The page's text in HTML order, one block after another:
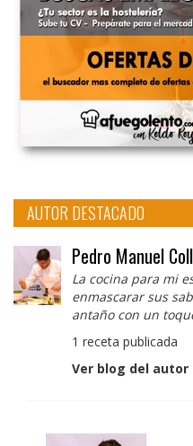
AUTOR DESTACADO
Pedro Manuel
La cocina para mi
enmascarar sus
antaño con un
1 receta publicada
Ver blog del autor